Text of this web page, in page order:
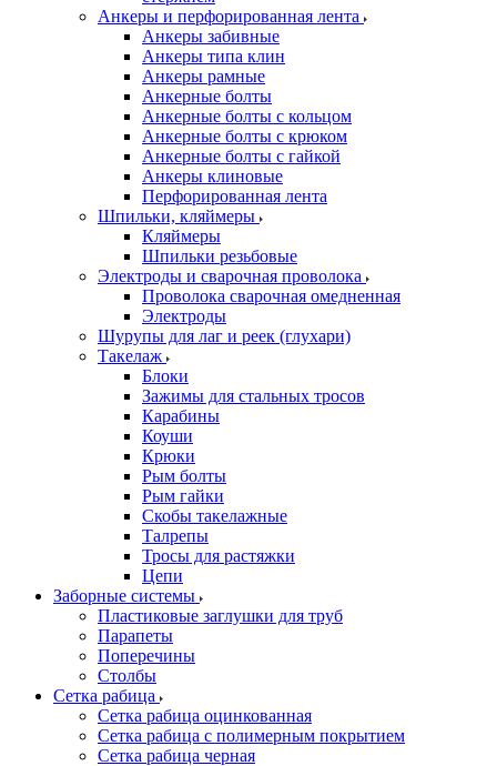
Анкеры и перфорированная лента
Анкеры забивные
Анкеры типа клин
Анкеры рамные
Анкерные болты
Анкерные болты с кольцом
Анкерные болты с крюком
Анкерные болты с гайкой
Анкеры клиновые
Перфорированная лента
Шпильки, кляймеры
Кляймеры
Шпильки резьбовые
Электроды и сварочная проволока
Проволока сварочная омедненная
Электроды
Шурупы для лаг и реек (глухари)
Такелаж
Блоки
Зажимы для стальных тросов
Карабины
Коуши
Крюки
Рым болты
Рым гайки
Скобы такелажные
Талрепы
Тросы для растяжки
Цепи
Заборные системы
Пластиковые заглушки для труб
Парапеты
Поперечины
Столбы
Сетка рабица
Сетка рабица оцинкованная
Сетка рабица с полимерным покрытием
Сетка рабица черная